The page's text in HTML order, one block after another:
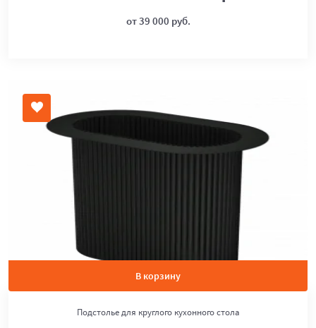
от 39 000 руб.
В корзину
Подстолье для круглого кухонного стола